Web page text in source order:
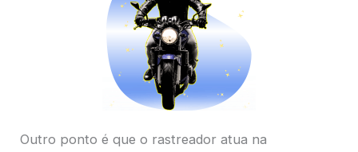
Outro ponto é que o rastreador atua na